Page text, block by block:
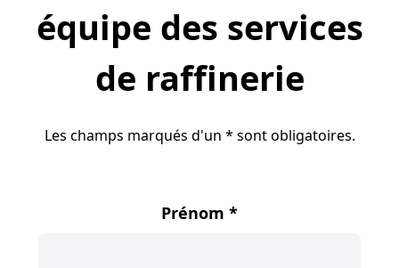
équipe des services
de raffinerie
Les champs marqués d'un * sont obligatoires.
Prénom *